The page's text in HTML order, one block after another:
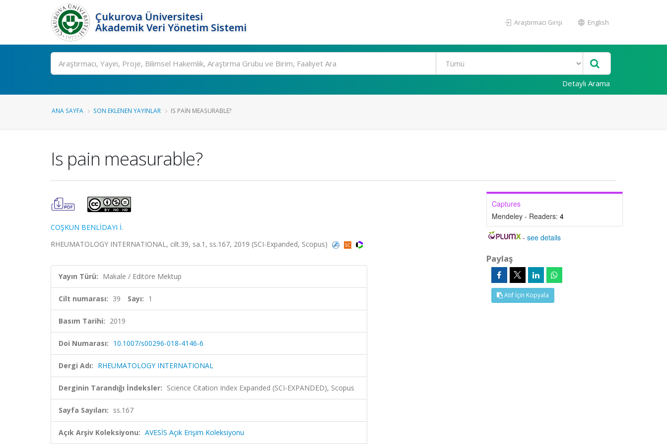
Çukurova Üniversitesi
Akademik Veri Yönetim Sistemi
Araştırmacı Girişi English
Ara
Detaylı Arama
ANA SAYFA SON EKLENEN YAYINLAR IS PAIN MEASURABLE?
Is pain measurable?
COŞKUN BENLİDAYI İ.
RHEUMATOLOGY INTERNATIONAL, cilt.39, sa.1, ss.167, 2019 (SCI-Expanded, Scopus)
Yayın Türü: Makale / Editöre Mektup
Cilt numarası: 39 Sayı: 1
Basım Tarihi: 2019
Doi Numarası: 10.1007/s00296-018-4146-6
Dergi Adı: RHEUMATOLOGY INTERNATIONAL
Derginin Tarandığı İndeksler: Science Citation Index Expanded (SCI-EXPANDED), Scopus
Sayfa Sayıları: ss.167
Açık Arşiv Koleksiyonu: AVESİS Açık Erişim Koleksiyonu
Captures
Mendeley - Readers: 4
-see details
Paylaş
Atıf İçin Kopyala